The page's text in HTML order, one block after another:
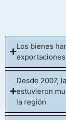
Los bienes
Desde 2007,
estuvieron
la región